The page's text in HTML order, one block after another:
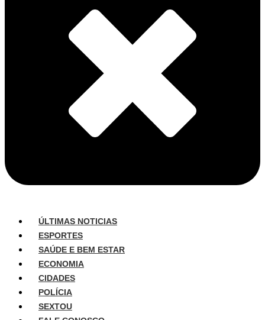
ÚLTIMAS NOTICIAS
ESPORTES
SAÚDE E BEM ESTAR
ECONOMIA
CIDADES
POLÍCIA
SEXTOU